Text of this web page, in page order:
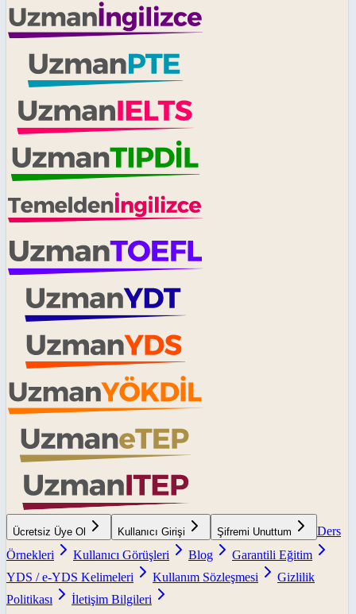
Ücretsiz Üye Ol Kullanıcı Girişi Şifremi Unuttum
Ders
Örnekleri
Kullanıcı Görüşleri Blog
Garantili Eğitim
YDS / e-YDS Kelimeleri
Kullanım Sözleşmesi
Gizlilik
Politikası
İletişim Bilgileri